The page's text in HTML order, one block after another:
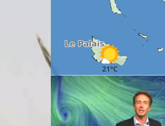
21°C